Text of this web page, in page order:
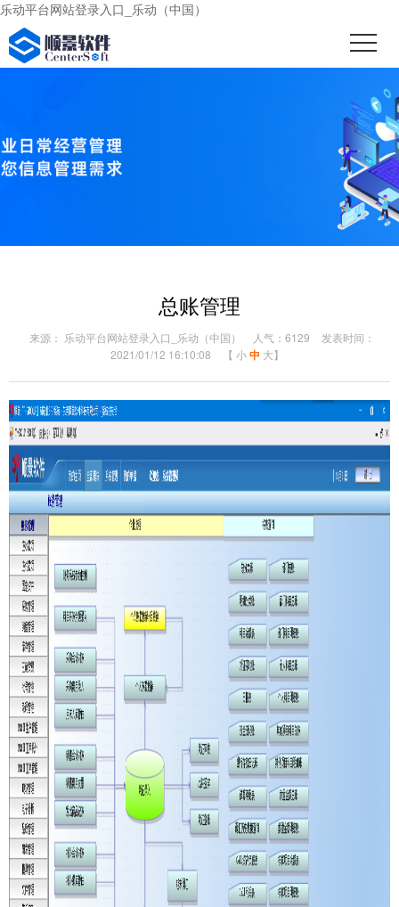
乐动平台网站登录入口_乐动（中国）
总账管理
来源： 乐动平台网站登录入口_乐动（中国） 人气：6129
发表时间：
2021/01/12 16:10:08
【 小中 大】